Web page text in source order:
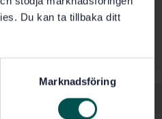
Du kan ta tillbaka ditt
Marknadsföring
Utgåva: 1
Inom samma område